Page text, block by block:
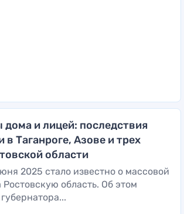
и лицей: последствия
в Таганроге, Азове и трех
области
2025 стало известно о массовой
область. Об этом